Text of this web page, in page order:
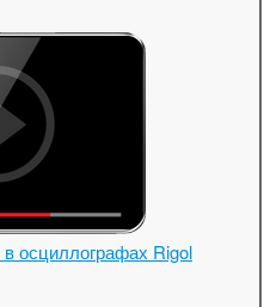
осциллографах Rigol